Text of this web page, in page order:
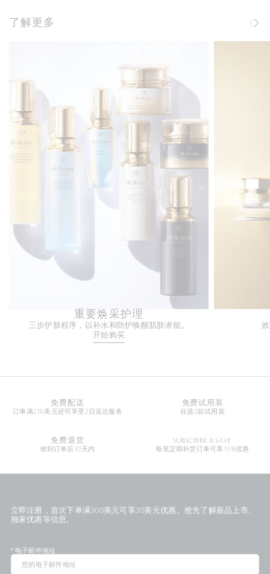
了解更多
重要焕采护理
三步护肤程序，以补水和防护唤醒肌肤潜能。
开始购买
免费配送
订单满250美元还可享受2日送达服务
免费试用装
任选3款试用装
免费退货
收到订单后30天内
SUBSCRIBE & SAVE
每笔定期补货订单可享10%优惠
立即注册，首次下单满300美元可享30美元优惠。抢先了解新品上市、
独家优惠等信息。
* 电子邮件地址